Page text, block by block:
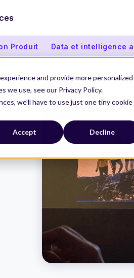
and provide more personalized
we use, see our Privacy Policy.
we'll have to use just one tiny cookie
Accept Decline
Produit Data et intelligence